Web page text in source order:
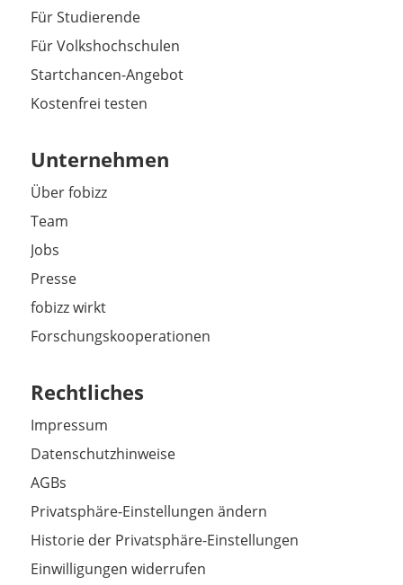
Für Studierende
Für Volkshochschulen
Startchancen-Angebot
Kostenfrei testen
Unternehmen
Über fobizz
Team
Jobs
Presse
fobizz wirkt
Forschungskooperationen
Rechtliches
Impressum
Datenschutzhinweise
AGBs
Privatsphäre-Einstellungen ändern
Historie der Privatsphäre-Einstellungen
Einwilligungen widerrufen